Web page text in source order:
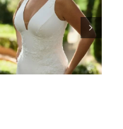
Robe de
mariée
Wendra